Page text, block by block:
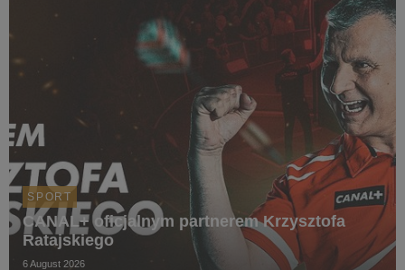
SPORT
CANAL+ oficjalnym partnerem Krzysztofa
Ratajskiego
6 August 2026